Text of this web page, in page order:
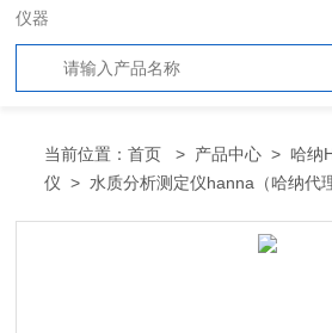
仪器
当前位置：首页 > 产品中心 >哈纳
仪 > 水质分析测定仪hanna（哈纳代